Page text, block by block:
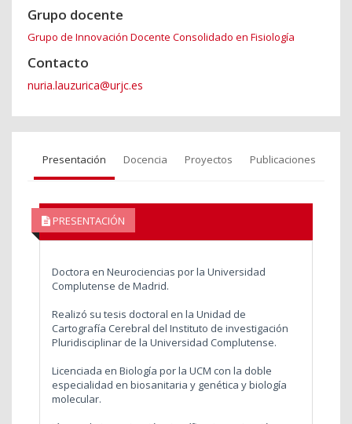
Grupo docente
Grupo de Innovación Docente Consolidado en Fisiología
Contacto
nuria.lauzurica@urjc.es
Presentación Docencia Proyectos Publicaciones
PRESENTACIÓN
Doctora en Neurociencias por la Universidad
Complutense de Madrid.
Realizó su tesis doctoral en la Unidad de
Cartografía Cerebral del Instituto de investigación
Pluridisciplinar de la Universidad Complutense.
Licenciada en Biología por la UCM con la doble
especialidad en biosanitaria y genética y biología
molecular.